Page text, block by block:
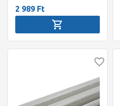
2 989 Ft